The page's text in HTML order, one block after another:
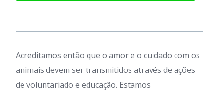
Acreditamos então que o amor e o cuidado com os
animais devem ser transmitidos através de ações
de voluntariado e educação. Estamos